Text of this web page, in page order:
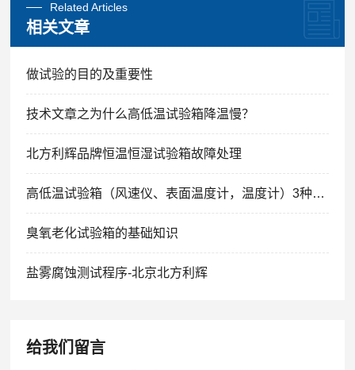
Related Articles
相关文章
做试验的目的及重要性
技术文章之为什么高低温试验箱降温慢？
北方利辉品牌恒温恒湿试验箱故障处理
高低温试验箱（风速仪、表面温度计，温度计）3种方法的解析
臭氧老化试验箱的基础知识
盐雾腐蚀测试程序-北京北方利辉
给我们留言